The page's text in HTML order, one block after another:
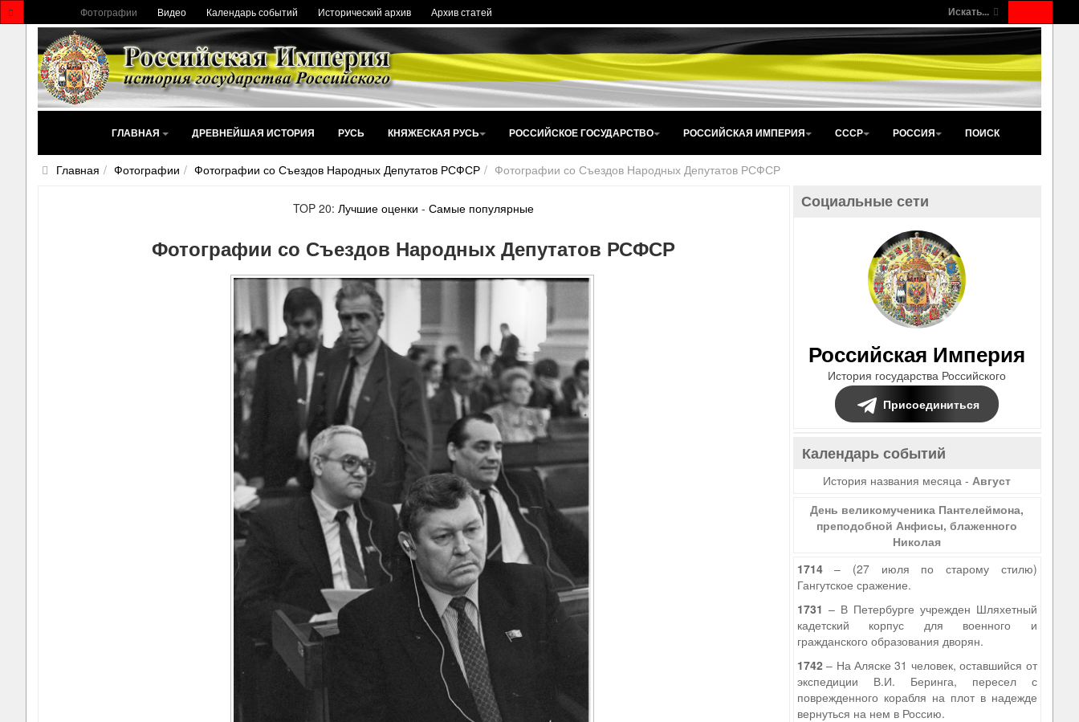
Искать...
Фотографии Видео Календарь событий Исторический архив Архив статей
ГЛАВНАЯ ДРЕВНЕЙШАЯ ИСТОРИЯ РУСЬ КНЯЖЕСКАЯ РУСЬ РОССИЙСКОЕ ГОСУДАРСТВО РОССИЙСКАЯ ИМПЕРИЯ СССР РОССИЯ ПОИСК
Главная Фотографии Фотографии со Съездов Народных Депутатов РСФСР Фотографии со Съездов Народных Депутатов РСФСР
TOP 20:Лучшие оценки -Самые популярные
Фотографии со Съездов Народных Депутатов РСФСР
Социальные сети
Российская Империя
История государства Российского
Присоединиться
Календарь событий
История названия месяца -Август
День великомученика Пантелеймона,
преподобной Анфисы, блаженного
Николая
1714– (27 июля по старому стилю)
Гангутское сражение.
1731 – В Петербурге учрежден Шляхетный
кадетский корпус для военного и
гражданского образования дворян.
1742– На Аляске 31 человек, оставшийся от
экспедиции В.И. Беринга, пересел с
поврежденного корабля на плот в надежде
вернуться на нем в Россию.